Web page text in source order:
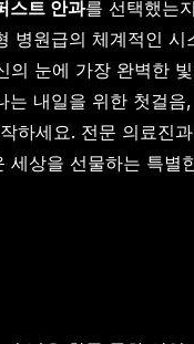
스트 안과를 선택했는
병원급의 체계적인 시
의 눈에 가장 완벽한
는 내일을 위한 첫걸음
하세요. 전문 의료진
세상을 선물하는 특별